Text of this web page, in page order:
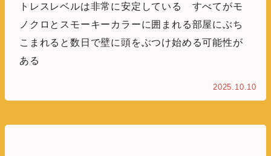
トレスレベルは非常に安定している すべてがモ
ノクロとスモーキーカラーに囲まれる部屋にぶち
こまれると数日で壁に頭をぶつけ始める可能性が
ある
2025.10.10